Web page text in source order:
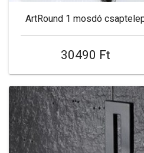
ArtRound 1 mosdó
30490 Ft